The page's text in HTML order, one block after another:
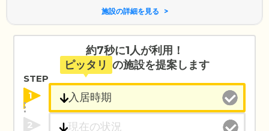
施設の詳細を見る
約7秒に1人が利用！
ピッタリ の施設を提案します
STEP
1
2